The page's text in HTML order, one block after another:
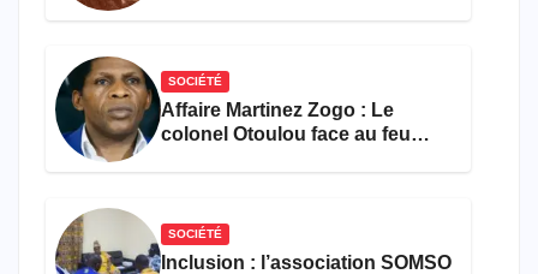
SOCIÉTÉ
Affaire Martinez Zogo : Le
colonel Otoulou face au feu
SOCIÉTÉ
Inclusion : l’association SOMSO